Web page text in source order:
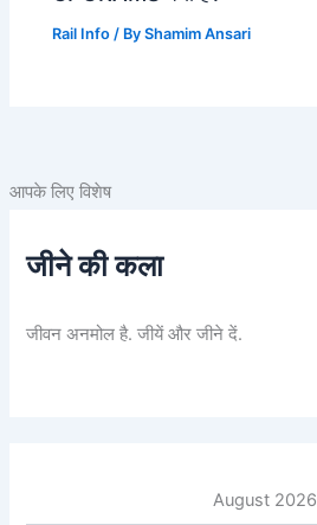
Rail Info / ByShamim Ansari
आपके लिए विशेष
जीने की कला
जीवन अनमोल है. जीयें और जीने दें.
August 2026